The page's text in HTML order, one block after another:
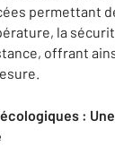
permettant
la
offrant
: